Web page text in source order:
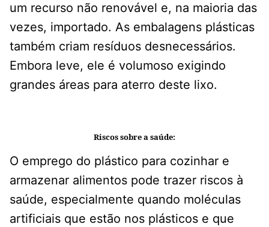
um recurso não renovável e, na maioria das
vezes, importado. As embalagens plásticas
também criam resíduos desnecessários.
Embora leve, ele é volumoso exigindo
grandes áreas para aterro deste lixo.
Riscos sobre a saúde:
O emprego do plástico para cozinhar e
armazenar alimentos pode trazer riscos à
saúde, especialmente quando moléculas
artificiais que estão nos plásticos e que